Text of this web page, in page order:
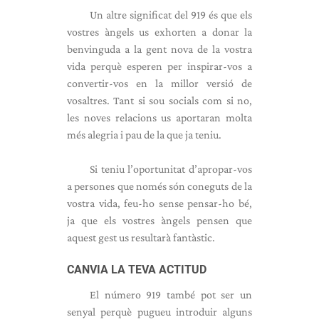
Un altre significat del 919 és que els
vostres àngels us exhorten a donar la
benvinguda a la gent nova de la vostra
vida perquè esperen per inspirar-vos a
convertir-vos en la millor versió de
vosaltres. Tant si sou socials com si no,
les noves relacions us aportaran molta
més alegria i pau de la que ja teniu.
Si teniu l’oportunitat d’apropar-vos
a persones que només són coneguts de la
vostra vida, feu-ho sense pensar-ho bé,
ja que els vostres àngels pensen que
aquest gest us resultarà fantàstic.
CANVIA LA TEVA ACTITUD
El número 919 també pot ser un
senyal perquè pugueu introduir alguns